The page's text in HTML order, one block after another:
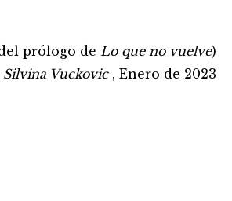
prólogo de Lo que no vuelve)
Silvina Vuckovic, Enero de 2023